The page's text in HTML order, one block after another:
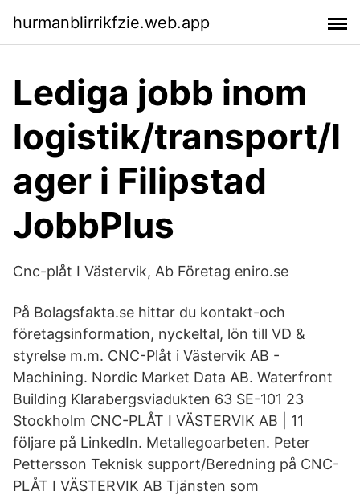
hurmanblirrikfzie.web.app
Lediga jobb inom
logistik/transport/l
ager i Filipstad
JobbPlus
Cnc-plåt I Västervik, Ab Företag eniro.se
På Bolagsfakta.se hittar du kontakt-och
företagsinformation, nyckeltal, lön till VD &
styrelse m.m. CNC-Plåt i Västervik AB -
Machining. Nordic Market Data AB. Waterfront
Building Klarabergsviadukten 63 SE-101 23
Stockholm CNC-PLÅT I VÄSTERVIK AB | 11
följare på LinkedIn. Metallegoarbeten. Peter
Pettersson Teknisk support/Beredning på CNC-
PLÅT I VÄSTERVIK AB Tjänsten som